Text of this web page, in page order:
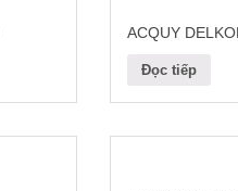
ACQUY
Đọc tiếp